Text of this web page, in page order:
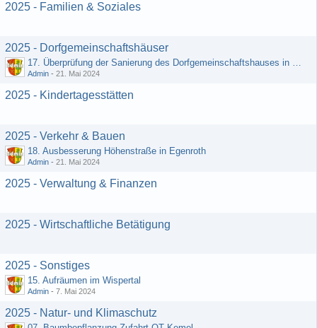
2025 - Familien & Soziales
2025 - Dorfgemeinschaftshäuser
17. Überprüfung der Sanierung des Dorfgemeinschaftshauses in Egenroth
Admin - 21. Mai 2024
2025 - Kindertagesstätten
2025 - Verkehr & Bauen
18. Ausbesserung Höhenstraße in Egenroth
Admin - 21. Mai 2024
2025 - Verwaltung & Finanzen
2025 - Wirtschaftliche Betätigung
2025 - Sonstiges
15. Aufräumen im Wispertal
Admin - 7. Mai 2024
2025 - Natur- und Klimaschutz